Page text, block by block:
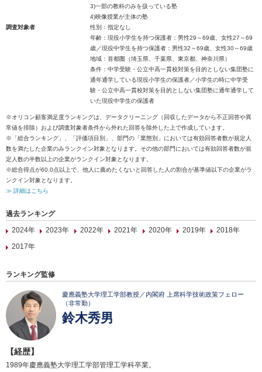
3)一部の教科のみを扱っている塾
4)映像授業が主体の塾
調査対象者
性別：指定なし
年齢：現役小学生を持つ保護者：男性29～69歳、女性27～69
歳／現役中学生を持つ保護者：男性32～69歳、女性30～69歳
地域：首都圏（埼玉県、千葉県、東京都、神奈川県）
条件：中学受験・公立中高一貫校対策を目的としない集団塾に
通年通学している現役小学生の保護者／小学生の時に中学受
験・公立中高一貫校対策を目的としない集団塾に通年通学して
いた現役中学生の保護者
※オリコン顧客満足度ランキングは、データクリーニング（回収したデータから不正回答や異
常値を排除）および調査対象者条件から外れた回答を除外した上で作成しています。
※「総合ランキング」、「評価項目別」、部門の「業態別」においては有効回答者数が規定人
数を満たした企業のみランクイン対象となります。その他の部門においては有効回答者数が規
定人数の半数以上の企業がランクイン対象となります。
※総合得点が60.0点以上で、他人に薦めたくないと回答した人の割合が基準値以下の企業がラ
ンクイン対象となります。
≫ 詳細はこちら
過去ランキング
2024年
2023年 2022年 2021年 2020年 2019年
2018年
2017年
ランキング監修
慶應義塾大学理工学部教授／内閣府 上席科学技術政策フェロー
（非常勤）
鈴木秀男
【経歴】
1989年慶應義塾大学理工学部管理工学科卒業。